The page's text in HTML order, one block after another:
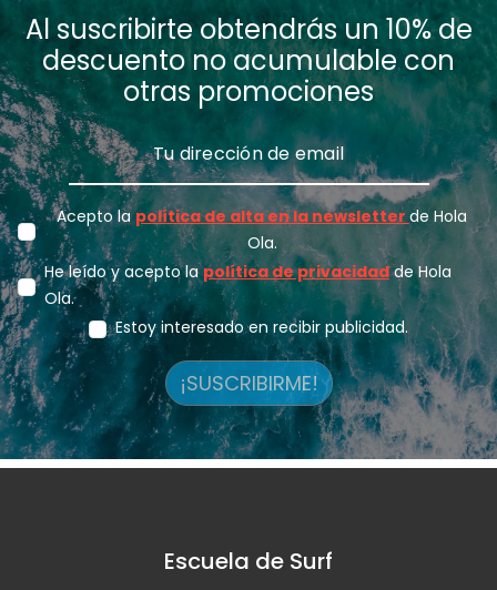
Al suscribirte obtendrás un 10% de
descuento no acumulable con
otras promociones
Acepto lapolítica de alta en la newsletter de Hola
Ola.
He leído y acepto lapolítica de privacidadde Hola
Ola.
Estoy interesado en recibir publicidad.
¡SUSCRIBIRME!
Escuela de Surf